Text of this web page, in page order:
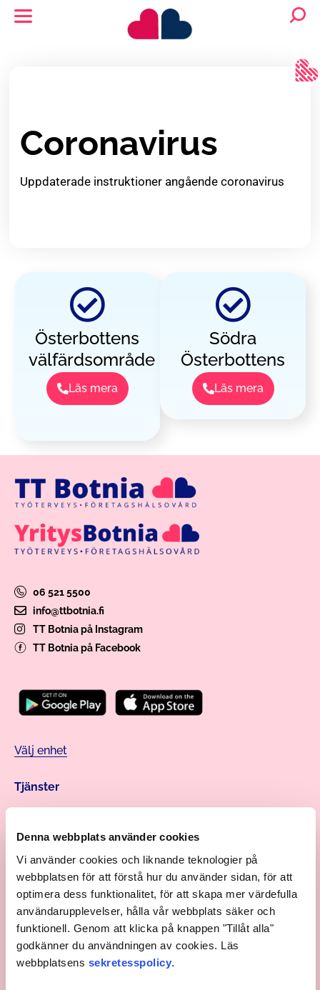
Denna webbplats använder cookies
Vi använder cookies och liknande teknologier på
webbplatsen för att förstå hur du använder sidan, för att
optimera dess funktionalitet, för att skapa mer värdefulla
användarupplevelser, hålla vår webbplats säker och
funktionell. Genom att klicka på knappen "Tillåt alla"
godkänner du användningen av cookies. Läs
webbplatsens sekretesspolicy.
Coronavirus
Uppdaterade instruktioner angående coronavirus
Österbottens
välfärdsområde
Läs mera
Södra
Österbottens
Läs mera
06 521 5500
info@ttbotnia.fi
TT Botnia på Instagram
TT Botnia på Facebook
Välj enhet
Tjänster
Personal
Sidor
Jobba hos oss
Kontaktinformation